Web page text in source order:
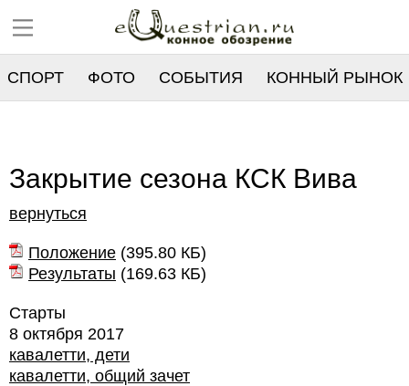
СПОРТ ФОТО СОБЫТИЯ КОННЫЙ РЫНОК
Закрытие сезона КСК Вива
вернуться
Положение (395.80 КБ)
Результаты (169.63 КБ)
Старты
8 октября 2017
кавалетти, дети
кавалетти, общий зачет